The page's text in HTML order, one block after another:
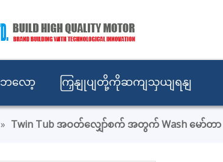
ဘလော့ ကြှနျုပျတို့ကိုဆကျသှယျရနျ
» Twin Tub အဝတ်လျှော်စက် အတွက် Wash မော်တာ